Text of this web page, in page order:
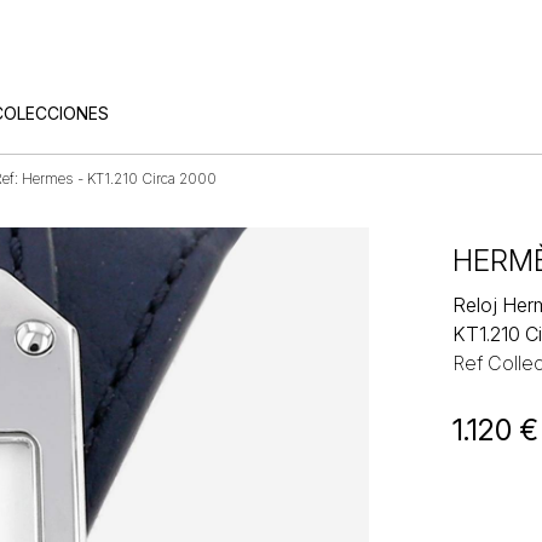
Hermes - KT1.210 Circa 2000
Reloj
KT1.210
Ref
1.120 €